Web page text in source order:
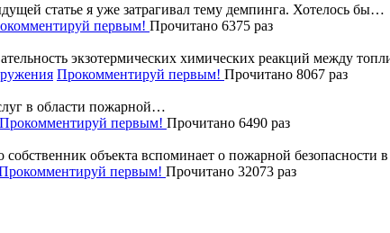
статье я уже затрагивал тему демпинга. Хотелось бы…
первым! Прочитано 6375 раз
экзотермических химических реакций между
Прокомментируй первым! Прочитано 8067 раз
в области пожарной…
Прокомментируй первым! Прочитано 6490 раз
объекта вспоминает о пожарной безопасности
первым! Прочитано 32073 раз